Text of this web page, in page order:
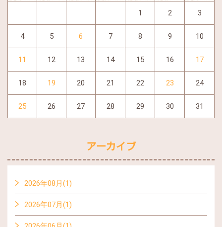
1 2 3
4 5 6 7 8 9 10
11 12 13 14 15 16 17
18 19 20 21 22 23 24
25 26 27 28 29 30 31
アーカイブ
2026年08月(1)
2026年07月(1)